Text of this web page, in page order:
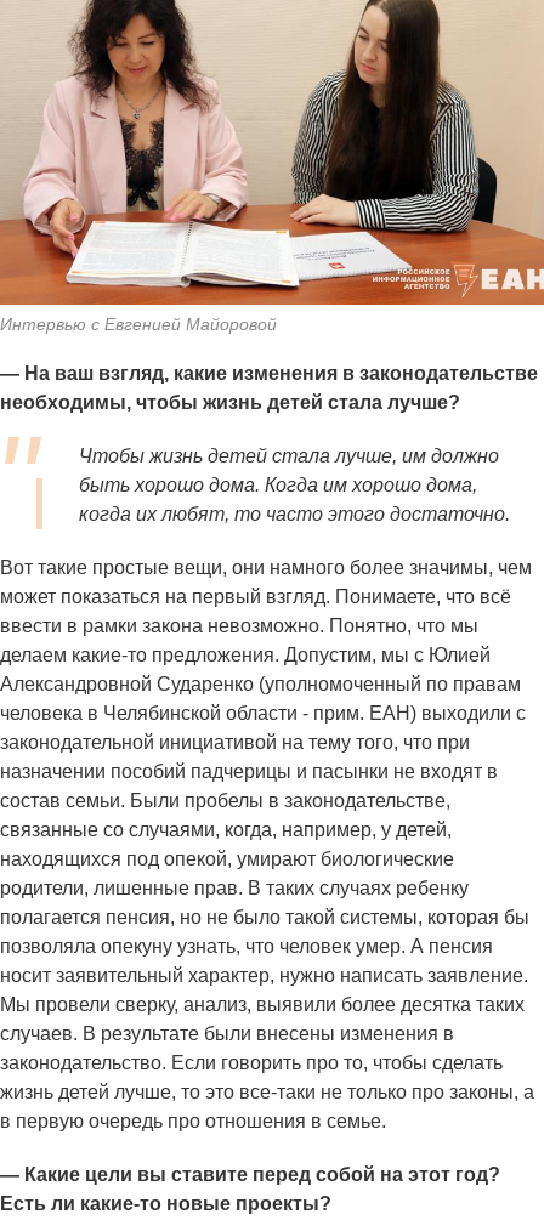
Интервью с Евгенией Майоровой
— На ваш взгляд, какие изменения в законодательстве
необходимы, чтобы жизнь детей стала лучше?
Чтобы жизнь детей стала лучше, им должно
быть хорошо дома. Когда им хорошо дома,
когда их любят, то часто этого достаточно.
Вот такие простые вещи, они намного более значимы, чем
может показаться на первый взгляд. Понимаете, что всё
ввести в рамки закона невозможно. Понятно, что мы
делаем какие-то предложения. Допустим, мы с Юлией
Александровной Сударенко (уполномоченный по правам
человека в Челябинской области - прим. ЕАН) выходили с
законодательной инициативой на тему того, что при
назначении пособий падчерицы и пасынки не входят в
состав семьи. Были пробелы в законодательстве,
связанные со случаями, когда, например, у детей,
находящихся под опекой, умирают биологические
родители, лишенные прав. В таких случаях ребенку
полагается пенсия, но не было такой системы, которая бы
позволяла опекуну узнать, что человек умер. А пенсия
носит заявительный характер, нужно написать заявление.
Мы провели сверку, анализ, выявили более десятка таких
случаев. В результате были внесены изменения в
законодательство. Если говорить про то, чтобы сделать
жизнь детей лучше, то это все-таки не только про законы, а
в первую очередь про отношения в семье.
— Какие цели вы ставите перед собой на этот год?
Есть ли какие-то новые проекты?